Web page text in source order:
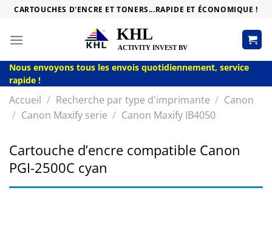
Passer
contenu
CARTOUCHES D'ENCRE ET TONERS...RAPIDE ET ÉCONOMIQUE !
Nous envoyons tous les envois quotidiennement, service
rapide !
Accueil / Recherche par type d'imprimante / Canon
/ Canon Maxify serie / Canon Maxify IB4050
Cartouche d’encre compatible Canon
PGI-2500C cyan